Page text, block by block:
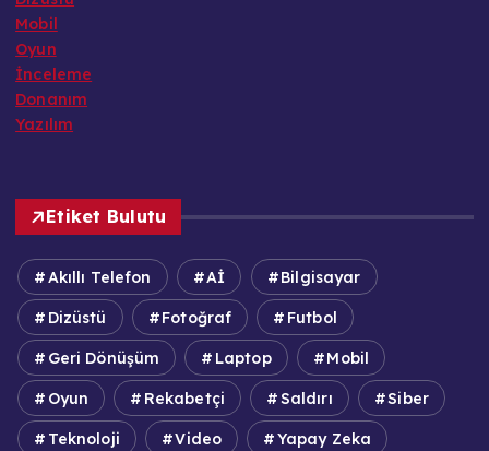
Mobil
Oyun
İnceleme
Donanım
Yazılım
Etiket Bulutu
Akıllı Telefon Aİ Bilgisayar
Dizüstü Fotoğraf Futbol
Geri Dönüşüm Laptop Mobil
Oyun Rekabetçi Saldırı Siber
Teknoloji Video Yapay Zeka